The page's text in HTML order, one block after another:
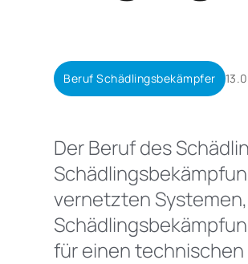
Beruf Schädlingsbekämpfer
Der Beruf des
vernetzten
für einen